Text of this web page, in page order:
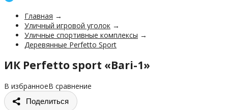
Главная →
Уличный игровой уголок →
Уличные спортивные комплексы →
Деревянные Perfetto Sport
ИК Perfetto sport «Bari-1»
В избранноеВ сравнение
Поделиться